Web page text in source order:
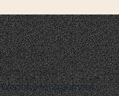
KI für
Management